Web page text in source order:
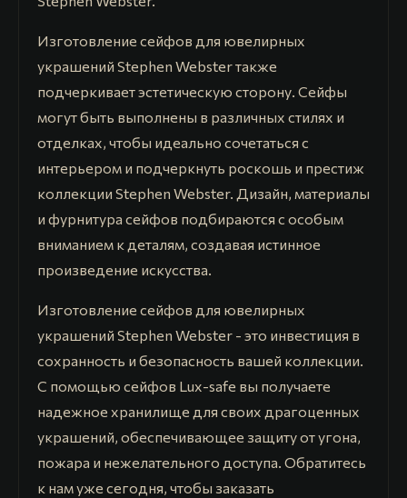
Изготовление сейфов для ювелирных
украшений Stephen Webster также
подчеркивает эстетическую сторону. Сейфы
могут быть выполнены в различных стилях и
отделках, чтобы идеально сочетаться с
интерьером и подчеркнуть роскошь и престиж
коллекции Stephen Webster. Дизайн, материалы
и фурнитура сейфов подбираются с особым
вниманием к деталям, создавая истинное
произведение искусства.
Изготовление сейфов для ювелирных
украшений Stephen Webster - это инвестиция в
сохранность и безопасность вашей коллекции.
С помощью сейфов Lux-safe вы получаете
надежное хранилище для своих драгоценных
украшений, обеспечивающее защиту от угона,
пожара и нежелательного доступа. Обратитесь
к нам уже сегодня, чтобы заказать